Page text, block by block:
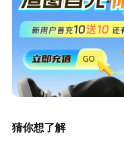
猜你想了解